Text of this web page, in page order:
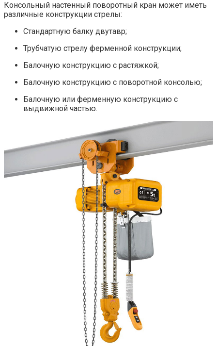
Консольный настенный поворотный кран может иметь
различные конструкции стрелы:
Стандартную балку двутавр;
Трубчатую стрелу ферменной конструкции;
Балочную конструкцию с растяжкой;
Балочную конструкцию с поворотной консолью;
Балочную или ферменную конструкцию с
выдвижной частью.